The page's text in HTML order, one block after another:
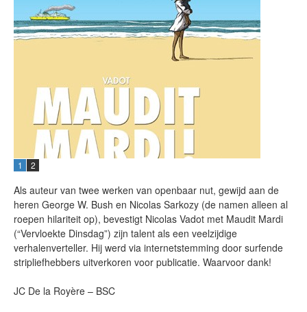
1 2
Als auteur van twee werken van openbaar nut, gewijd aan de
heren George W. Bush en Nicolas Sarkozy (de namen alleen al
roepen hilariteit op), bevestigt Nicolas Vadot met Maudit Mardi
(“Vervloekte Dinsdag”) zijn talent als een veelzijdige
verhalenverteller. Hij werd via internetstemming door surfende
stripliefhebbers uitverkoren voor publicatie. Waarvoor dank!
JC De la Royère – BSC